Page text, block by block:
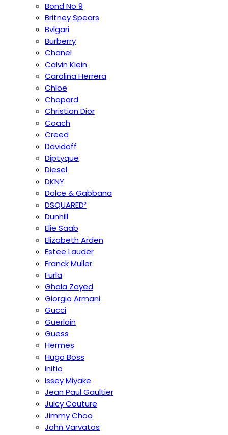
Bond No 9
Britney Spears
Bvlgari
Burberry
Chanel
Calvin Klein
Carolina Herrera
Chloe
Chopard
Christian Dior
Coach
Creed
Davidoff
Diptyque
Diesel
DKNY
Dolce & Gabbana
DSQUARED²
Dunhill
Elie Saab
Elizabeth Arden
Estee Lauder
Franck Muller
Furla
Ghala Zayed
Giorgio Armani
Gucci
Guerlain
Guess
Hermes
Hugo Boss
Initio
Issey Miyake
Jean Paul Gaultier
Juicy Couture
Jimmy Choo
John Varvatos